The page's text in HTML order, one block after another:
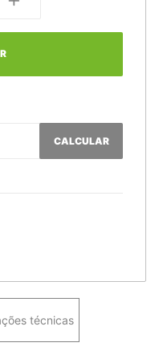
CALCULAR
técnicas